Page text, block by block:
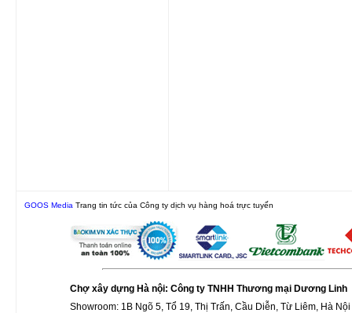
GOOS Media Trang tin tức của Công ty dịch vụ hàng hoá trực tuyến
Chợ xây dựng Hà nội: Công ty TNHH Thương mại Dương Linh
Showroom: 1B Ngõ 5, Tổ 19, Thị Trấn, Cầu Diễn, Từ Liêm, Hà Nội